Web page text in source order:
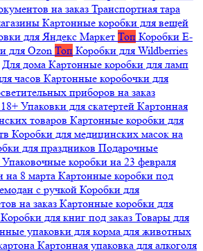
на заказ Транспортная тара
Картонные коробки для вещей
для Яндекс Маркет Топ Коробки E-
для Ozon Топ Коробки для Wildberries
Для дома Картонные коробки для ламп
часов Картонные коробочки для
приборов на заказ
Упаковки для скатертей Картонная
товаров Картонные коробки для
Коробки для медицинских масок на
для праздников Подарочные
Упаковочные коробки на 23 февраля
на 8 марта Картонные коробки под
с ручкой Коробки для
на заказ Картонные коробки для
Коробки для книг под заказ Товары для
упаковки для корма для животных
Картонная упаковка для алкоголя